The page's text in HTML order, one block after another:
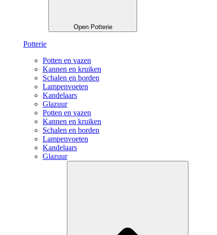
Open Potterie
Potterie
Potten en vazen
Kannen en kruiken
Schalen en borden
Lampenvoeten
Kandelaars
Glazuur
Potten en vazen
Kannen en kruiken
Schalen en borden
Lampenvoeten
Kandelaars
Glazuur